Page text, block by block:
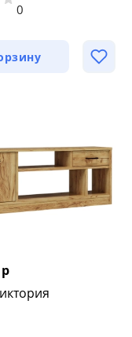
0
р